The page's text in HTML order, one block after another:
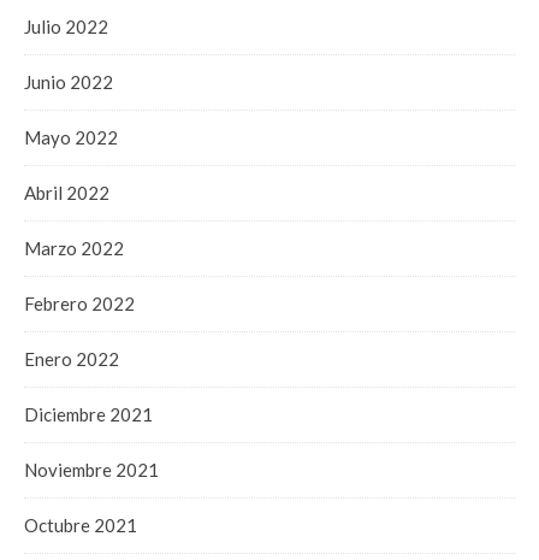
Julio 2022
Junio 2022
Mayo 2022
Abril 2022
Marzo 2022
Febrero 2022
Enero 2022
Diciembre 2021
Noviembre 2021
Octubre 2021